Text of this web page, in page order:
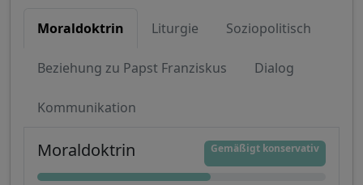
Moraldoktrin Liturgie Soziopolitisch
Beziehung zu Papst Franziskus Dialog
Kommunikation
Moraldoktrin Gemäßigt konservativ